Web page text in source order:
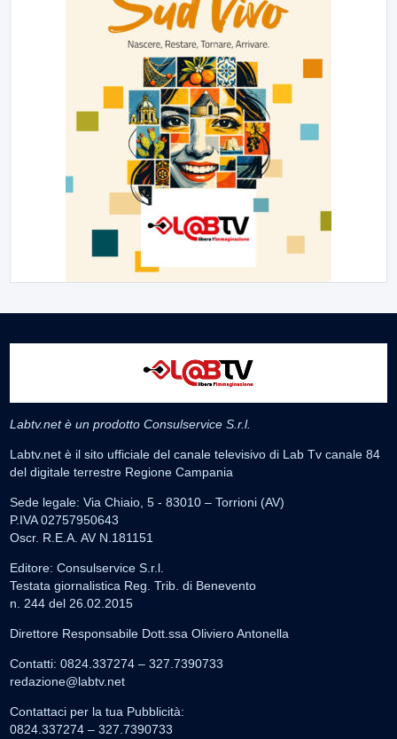
Labtv.net è un prodotto Consulservice S.r.l.
Labtv.net è il sito ufficiale del canale televisivo di Lab Tv canale 84
del digitale terrestre Regione Campania
Sede legale: Via Chiaio, 5 - 83010 – Torrioni (AV)
P.IVA 02757950643
Oscr. R.E.A. AV N.181151
Editore: Consulservice S.r.l.
Testata giornalistica Reg. Trib. di Benevento
n. 244 del 26.02.2015
Direttore Responsabile Dott.ssa Oliviero Antonella
Contatti: 0824.337274 – 327.7390733
redazione@labtv.net
Contattaci per la tua Pubblicità:
0824.337274 – 327.7390733